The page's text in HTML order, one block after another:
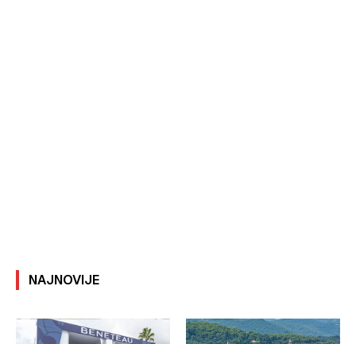
NAJNOVIJE